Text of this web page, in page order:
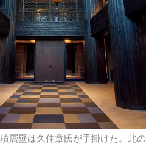
層壁は久住章氏が手掛けた。北